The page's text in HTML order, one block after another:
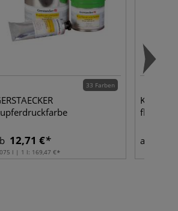
33 Farben
12,71 €
l | 1 l: 169,47 €
flach
ab